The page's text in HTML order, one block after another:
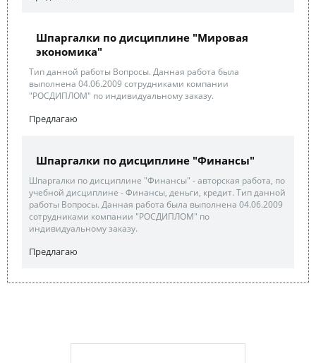
Шпаргалки по дисциплине "Мировая
экономика"
Тип данной работы Вопросы. Данная работа была
выполнена 04.06.2009 сотрудниками компании
"РОСДИПЛОМ" по индивидуальному заказу.
Предлагаю
Шпаргалки по дисциплине "Финансы"
Шпаргалки по дисциплине "Финансы" - авторская работа, по
учебной дисциплине - Финансы, деньги, кредит. Тип данной
работы Вопросы. Данная работа была выполнена 04.06.2009
сотрудниками компании "РОСДИПЛОМ" по
индивидуальному заказу.
Предлагаю